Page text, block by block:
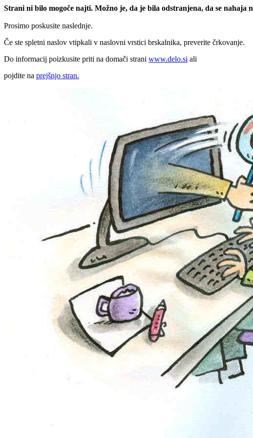
Strani ni bilo mogoče najti. Možno je, da je bila odstranjena, da se nahaja
Prosimo poskusite naslednje.
Če ste spletni naslov vtipkali v naslovni vrstici brskalnika, preverite črkovanje.
Do informacij poizkusite priti na domači strani www.delo.si ali
pojdite na prejšnjo stran.